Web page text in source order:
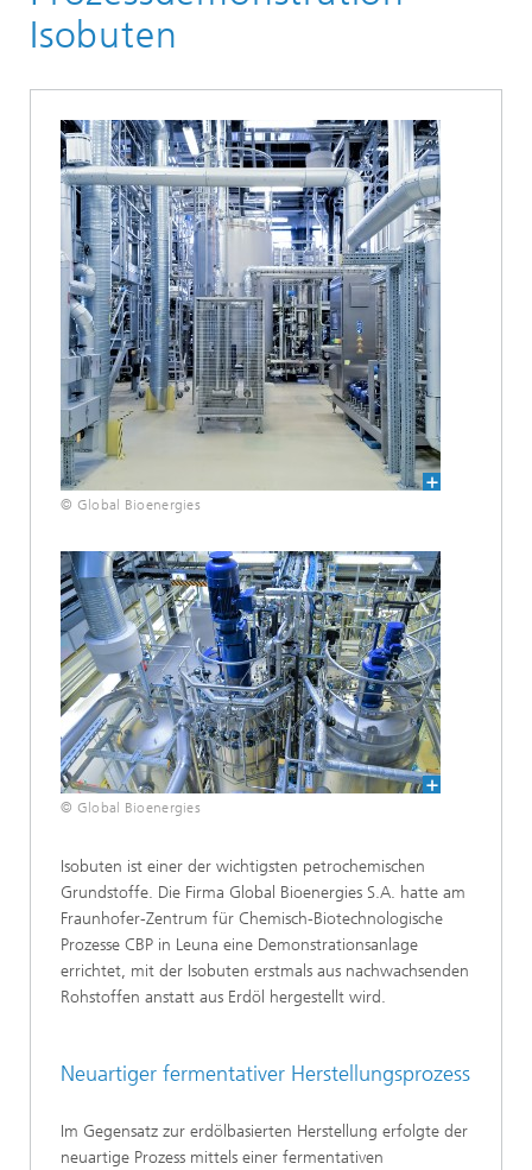
Biotechnologische Verfahren
Isobuten
© Global Bioenergies
© Global Bioenergies
Isobuten ist einer der wichtigsten petrochemischen
Grundstoffe. Die Firma Global Bioenergies S.A. hatte am
Fraunhofer-Zentrum für Chemisch-Biotechnologische
Prozesse CBP in Leuna eine Demonstrationsanlage
errichtet, mit der Isobuten erstmals aus nachwachsenden
Rohstoffen anstatt aus Erdöl hergestellt wird.
Neuartiger fermentativer Herstellungsprozess
Im Gegensatz zur erdölbasierten Herstellung erfolgte der
neuartige Prozess mittels einer fermentativen